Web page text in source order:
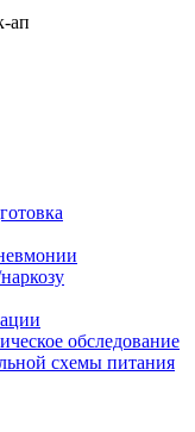
ап
обследование
схемы питания